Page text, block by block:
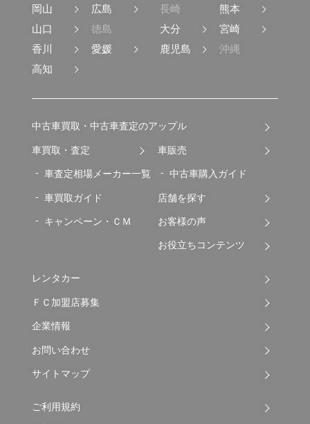
岡山
広島
山口
徳島
香川
愛媛
高知
長崎
熊本
大分
宮崎
鹿児島
沖縄
中古車買取・中古車査定のアップル
車買取・査定
車査定相場メーカー一覧
車買取ガイド
キャンペーン・ＣＭ
車販売
中古車購入ガイド
店舗を探す
お客様の声
お役立ちコンテンツ
レンタカー
ＦＣ加盟店募集
企業情報
お問い合わせ
サイトマップ
ご利用規約